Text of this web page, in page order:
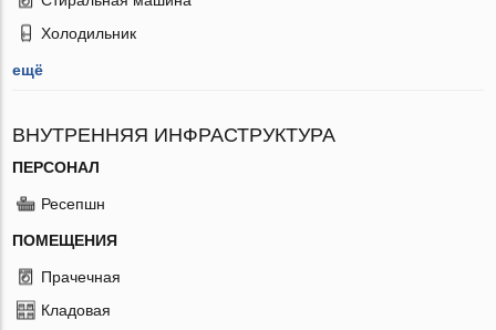
Холодильник
ещё
ВНУТРЕННЯЯ ИНФРАСТРУКТУРА
ПЕРСОНАЛ
Ресепшн
ПОМЕЩЕНИЯ
Прачечная
Кладовая